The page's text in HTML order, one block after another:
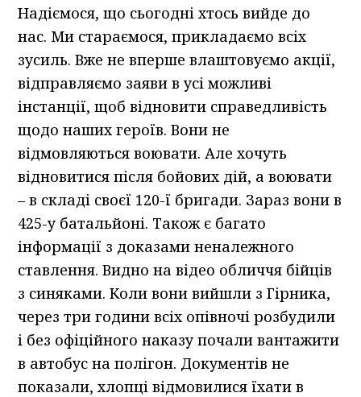
Надіємося, що сьогодні хтось вийде до
нас. Ми стараємося, прикладаємо всіх
зусиль. Вже не вперше влаштовуємо акції,
відправляємо заяви в усі можливі
інстанції, щоб відновити справедливість
щодо наших героїв. Вони не
відмовляються воювати. Але хочуть
відновитися після бойових дій, а воювати
– в складі своєї 120-ї бригади. Зараз вони в
425-у батальйоні. Також є багато
інформації з доказами неналежного
ставлення. Видно на відео обличчя бійців
з синяками. Коли вони вийшли з Гірника,
через три години всіх опівночі розбудили
і без офіційного наказу почали вантажити
в автобус на полігон. Документів не
показали, хлопці відмовилися їхати в